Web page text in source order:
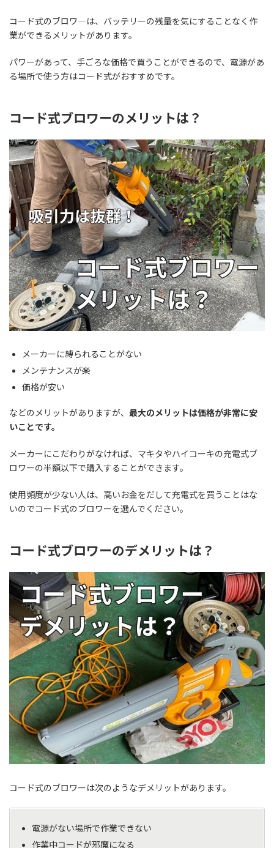
コード式のブロワ―は、バッテリーの残量を気にすることなく作
業ができるメリットがあります。
パワーがあって、手ごろな価格で買うことができるので、電源があ
る場所で使う方はコード式がおすすめです。
コード式ブロワーのメリットは？
メーカーに縛られることがない
メンテナンスが楽
価格が安い
などのメリットがありますが、 最大のメリットは価格が非常に安
いことです。
メーカーにこだわりがなければ、マキタやハイコーキの充電式ブ
ロワーの半額以下で購入することができます。
使用頻度が少ない人は、高いお金をだして充電式を買うことはな
いのでコード式のブロワーを選んでください。
コード式ブロワーのデメリットは？
コード式のブロワーは次のようなデメリットがあります。
電源がない場所で作業できない
作業中コードが邪魔になる